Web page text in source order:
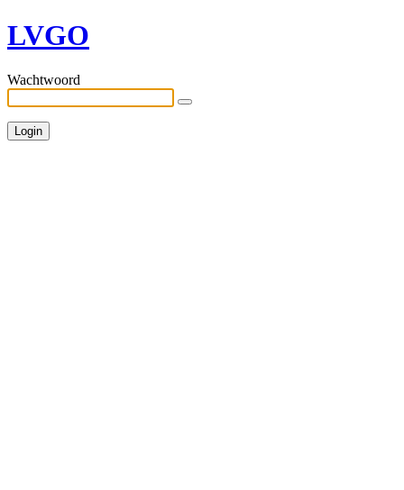
LVGO
Wachtwoord